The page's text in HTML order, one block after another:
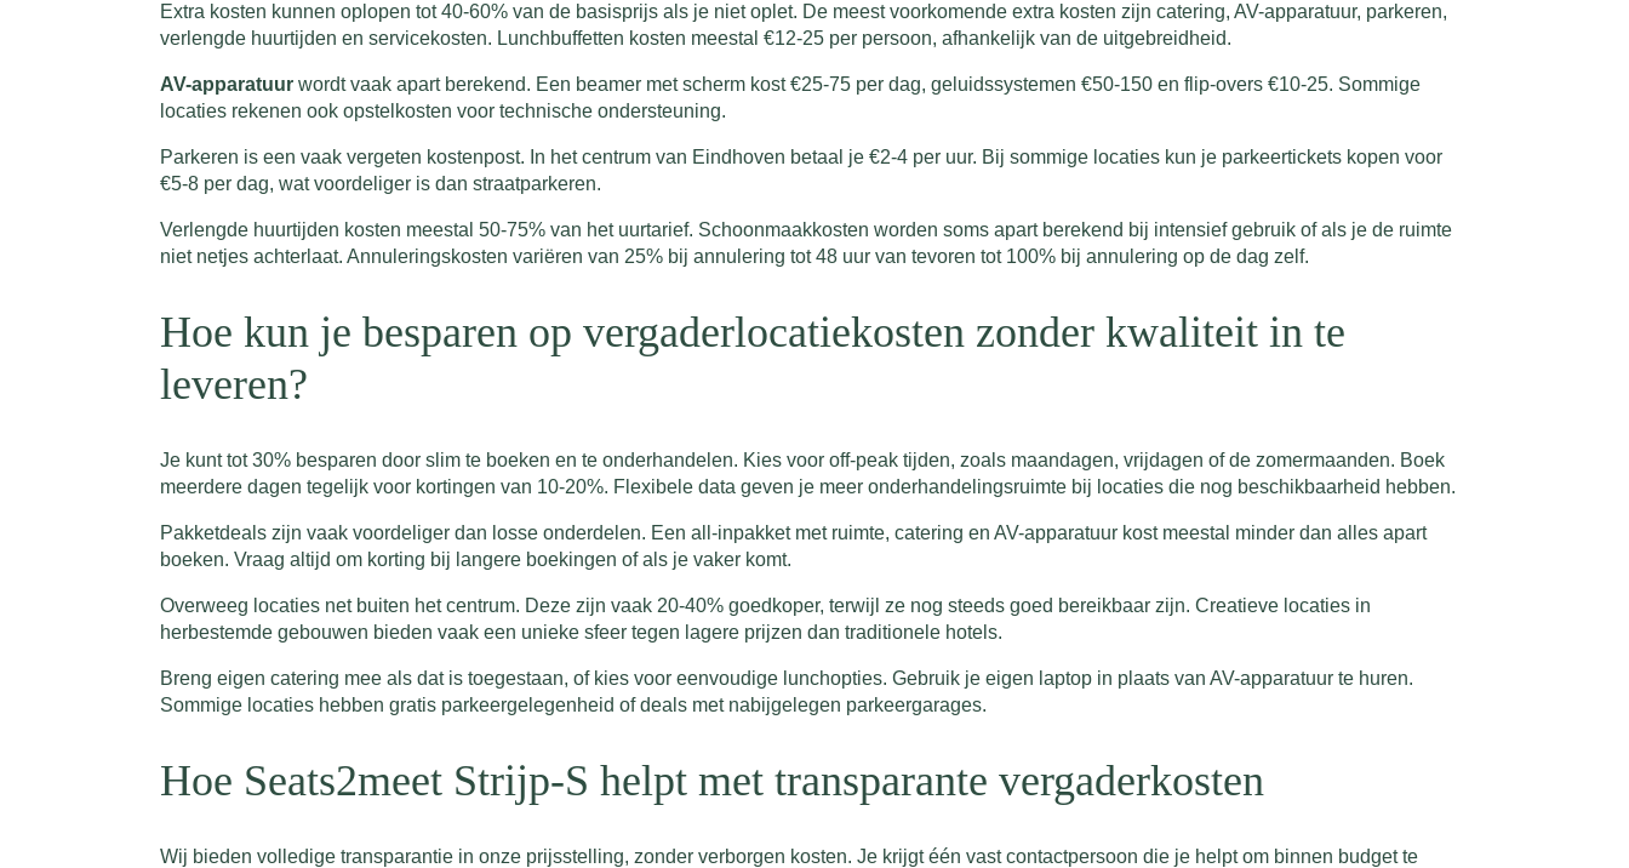
Extra kosten kunnen oplopen tot 40-60% van de basisprijs als je niet oplet. De meest voorkomende extra kosten zijn catering, AV-apparatuur, parkeren,
verlengde huurtijden en servicekosten. Lunchbuffetten kosten meestal €12-25 per persoon, afhankelijk van de uitgebreidheid.
AV-apparatuur wordt vaak apart berekend. Een beamer met scherm kost €25-75 per dag, geluidssystemen €50-150 en flip-overs €10-25. Sommige
locaties rekenen ook opstelkosten voor technische ondersteuning.
Parkeren is een vaak vergeten kostenpost. In het centrum van Eindhoven betaal je €2-4 per uur. Bij sommige locaties kun je parkeertickets kopen voor
€5-8 per dag, wat voordeliger is dan straatparkeren.
Verlengde huurtijden kosten meestal 50-75% van het uurtarief. Schoonmaakkosten worden soms apart berekend bij intensief gebruik of als je de ruimte
niet netjes achterlaat. Annuleringskosten variëren van 25% bij annulering tot 48 uur van tevoren tot 100% bij annulering op de dag zelf.
Hoe kun je besparen op vergaderlocatiekosten zonder kwaliteit in te
leveren?
Je kunt tot 30% besparen door slim te boeken en te onderhandelen. Kies voor off-peak tijden, zoals maandagen, vrijdagen of de zomermaanden. Boek
meerdere dagen tegelijk voor kortingen van 10-20%. Flexibele data geven je meer onderhandelingsruimte bij locaties die nog beschikbaarheid hebben.
Pakketdeals zijn vaak voordeliger dan losse onderdelen. Een all-inpakket met ruimte, catering en AV-apparatuur kost meestal minder dan alles apart
boeken. Vraag altijd om korting bij langere boekingen of als je vaker komt.
Overweeg locaties net buiten het centrum. Deze zijn vaak 20-40% goedkoper, terwijl ze nog steeds goed bereikbaar zijn. Creatieve locaties in
herbestemde gebouwen bieden vaak een unieke sfeer tegen lagere prijzen dan traditionele hotels.
Breng eigen catering mee als dat is toegestaan, of kies voor eenvoudige lunchopties. Gebruik je eigen laptop in plaats van AV-apparatuur te huren.
Sommige locaties hebben gratis parkeergelegenheid of deals met nabijgelegen parkeergarages.
Hoe Seats2meet Strijp-S helpt met transparante vergaderkosten
Wij bieden volledige transparantie in onze prijsstelling, zonder verborgen kosten. Je krijgt één vast contactpersoon die je helpt om binnen budget te